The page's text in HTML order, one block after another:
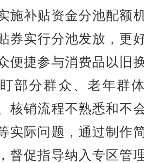
施补贴资金分池配额
券实行分池发放，更
便捷参与消费品以旧
部分群众、老年群
核销流程不熟悉和不
实际问题，通过制作
督促指导纳入专区管